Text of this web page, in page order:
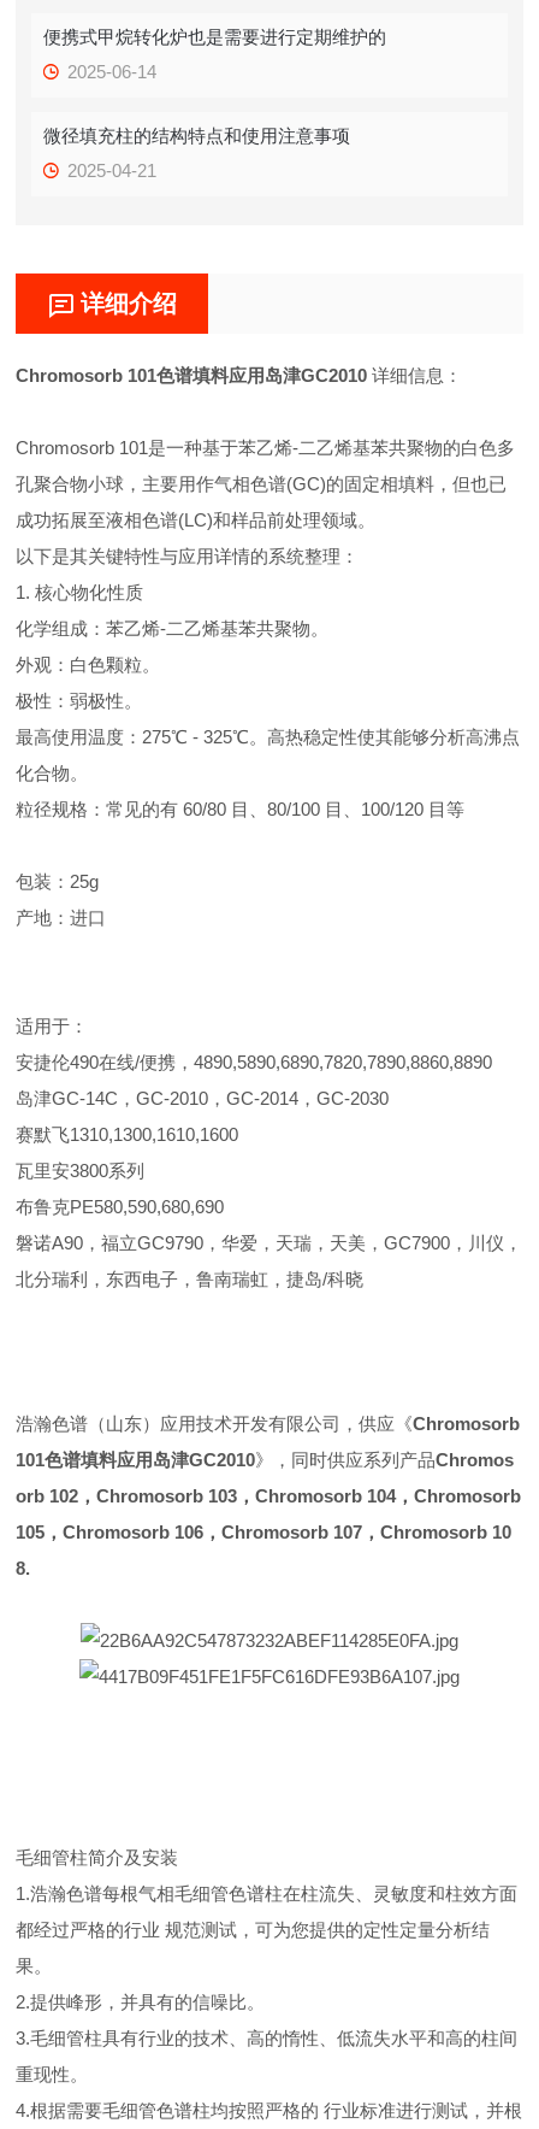
便携式甲烷转化炉也是需要进行定期维护的
2025-06-14
微径填充柱的结构特点和使用注意事项
2025-04-21
详细介绍
Chromosorb 101色谱填料应用岛津GC2010 详细信息：
Chromosorb 101是一种基于苯乙烯-二乙烯基苯共聚物的白色多
孔聚合物小球，主要用作气相色谱(GC)的固定相填料，但也已
成功拓展至液相色谱(LC)和样品前处理领域。
以下是其关键特性与应用详情的系统整理：
1. 核心物化性质
化学组成：苯乙烯-二乙烯基苯共聚物。
外观：白色颗粒。
极性：弱极性。
最高使用温度：275℃ - 325℃。高热稳定性使其能够分析高沸点
化合物。
粒径规格：常见的有 60/80 目、80/100 目、100/120 目等
包装：25g
产地：进口
适用于：
安捷伦490在线/便携，4890,5890,6890,7820,7890,8860,8890
岛津GC-14C，GC-2010，GC-2014，GC-2030
赛默飞1310,1300,1610,1600
瓦里安3800系列
布鲁克PE580,590,680,690
磐诺A90，福立GC9790，华爱，天瑞，天美，GC7900，川仪，
北分瑞利，东西电子，鲁南瑞虹，捷岛/科晓
浩瀚色谱（山东）应用技术开发有限公司，供应《Chromosorb
101色谱填料应用岛津GC2010》，同时供应系列产品Chromos
orb 102，Chromosorb 103，Chromosorb 104，Chromosorb
105，Chromosorb 106，Chromosorb 107，Chromosorb 10
8.
毛细管柱简介及安装
1.浩瀚色谱每根气相毛细管色谱柱在柱流失、灵敏度和柱效方面
都经过严格的行业 规范测试，可为您提供的定性定量分析结
果。
2.提供峰形，并具有的信噪比。
3.毛细管柱具有行业的技术、高的惰性、低流失水平和高的柱间
重现性。
4.根据需要毛细管色谱柱均按照严格的 行业标准进行测试，并根